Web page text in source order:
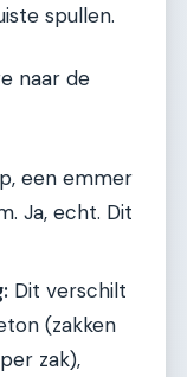
spullen.
naar de
een emmer
Ja, echt. Dit
Dit verschilt
(zakken
zak),